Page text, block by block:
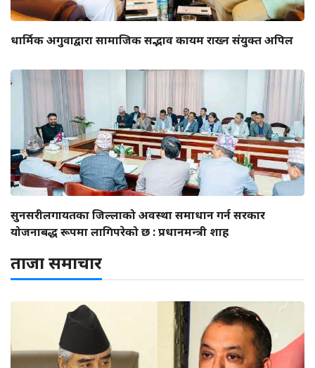
धार्मिक अगुवाद्वारा सामाजिक सद्भाव कायम राख्न संयुक्त अपिल
सुनसरीलगायतका जिल्लाको अवस्था समाधान गर्न सरकार
योजनाबद्ध रूपमा लागिपरेको छ : प्रधानमन्त्री शाह
ताजा समाचार